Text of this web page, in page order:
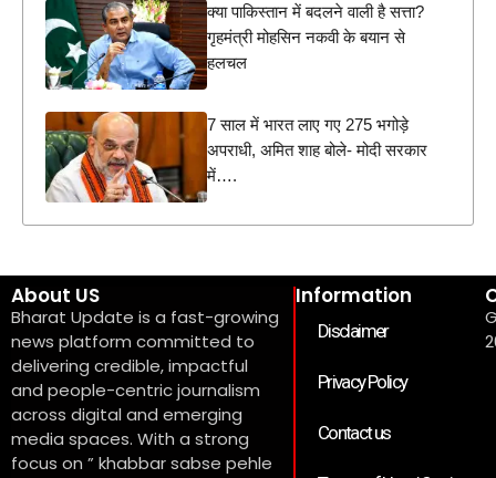
क्या पाकिस्तान में बदलने वाली है सत्ता?
गृहमंत्री मोहसिन नकवी के बयान से
हलचल
7 साल में भारत लाए गए 275 भगोड़े
अपराधी, अमित शाह बोले- मोदी सरकार
में….
About US
Bharat Update is a fast-growing
news platform committed to
delivering credible, impactful
and people-centric journalism
across digital and emerging
media spaces. With a strong
focus on ” khabbar sabse pehle
Information
Disclaimer
Privacy Policy
Contact us